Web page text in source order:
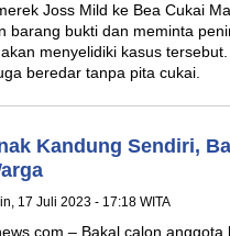
Joss Mild ke Bea Cukai
barang bukti dan meminta
menyelidiki kasus
beredar tanpa pita cukai.
Kandung Sendiri,
17 Juli 2023 - 17:18 WITA
– Bakal calon